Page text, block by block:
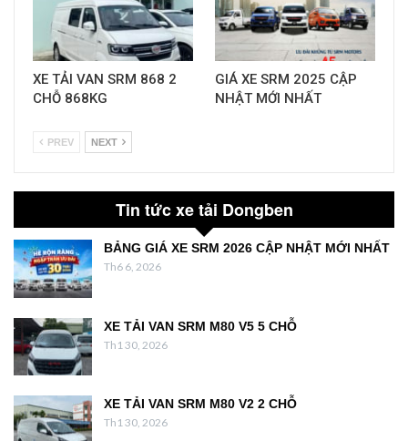
XE TẢI VAN SRM 868 2
CHỖ 868KG
GIÁ XE SRM 2025 CẬP
NHẬT MỚI NHẤT
PREV NEXT
Tin tức xe tải Dongben
BẢNG GIÁ XE SRM 2026 CẬP NHẬT MỚI NHẤT
Th6 6, 2026
XE TẢI VAN SRM M80 V5 5 CHỖ
Th1 30, 2026
XE TẢI VAN SRM M80 V2 2 CHỖ
Th1 30, 2026